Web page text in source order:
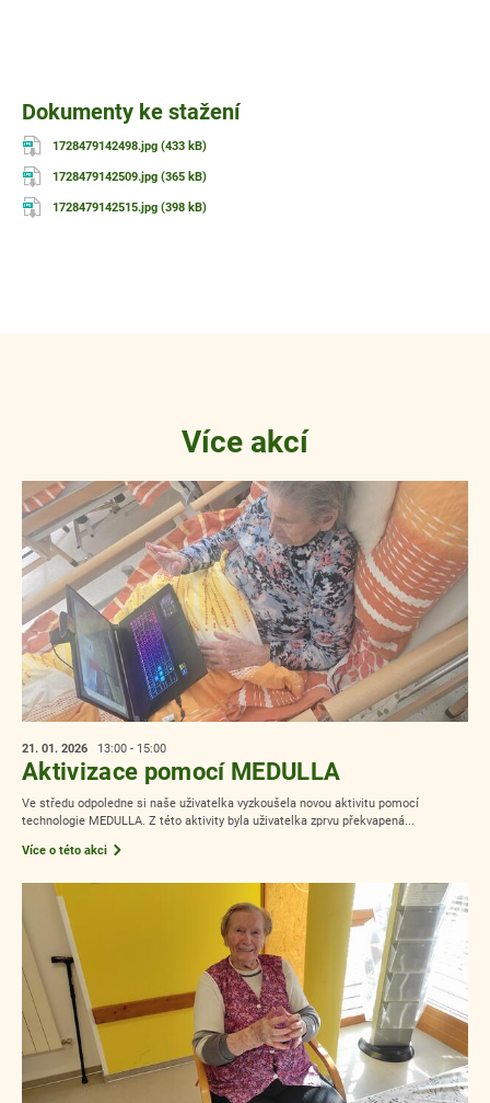
Dokumenty ke stažení
1728479142498.jpg (433 kB)
1728479142509.jpg (365 kB)
1728479142515.jpg (398 kB)
Více akcí
21. 01. 2026 13:00 - 15:00
Aktivizace pomocí MEDULLA
Ve středu odpoledne si naše uživatelka vyzkoušela novou aktivitu pomocí
technologie MEDULLA. Z této aktivity byla uživatelka zprvu překvapená...
Více o této akci